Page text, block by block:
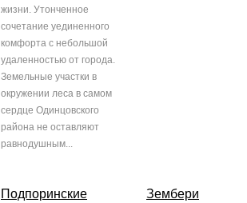
жизни. Утонченное
сочетание уединенного
комфорта с небольшой
удаленностью от города.
Земельные участки в
окружении леса в самом
сердце Одинцовского
района не оставляют
равнодушным...
Подпоринские
Зембери